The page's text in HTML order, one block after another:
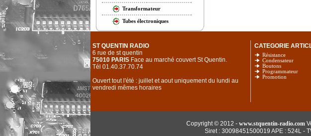
Transformateur
Tubes électroniques
ST QUENTIN RADIO
6 rue de st quentin
75010 PARIS Face au marché couvert St Quentin.
Tél 01.40.37.70.74
Ouvert tout l'été : juillet et aout uniquement du lundi au
vendredi mêmes horaires
CATEGORIE
Résistance
Condensateur
Boutons
Programmateur
Promotion
Copyright © 2012 - www.stquentin-radio.com
Siret : 30098451500019 APE : 524L -